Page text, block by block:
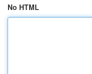
No HTML